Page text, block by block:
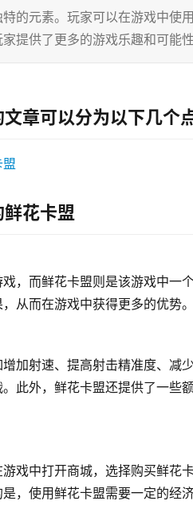
的元素。玩家可以在游戏中使
提供了更多的游戏乐趣和可能性
章可以分为以下几个
花卡盟
，而鲜花卡盟则是该游戏中一
从而在游戏中获得更多的优势。
加射速、提高射击精准度、减
此外，鲜花卡盟还提供了一些
戏中打开商城，选择购买鲜花
，使用鲜花卡盟需要一定的经